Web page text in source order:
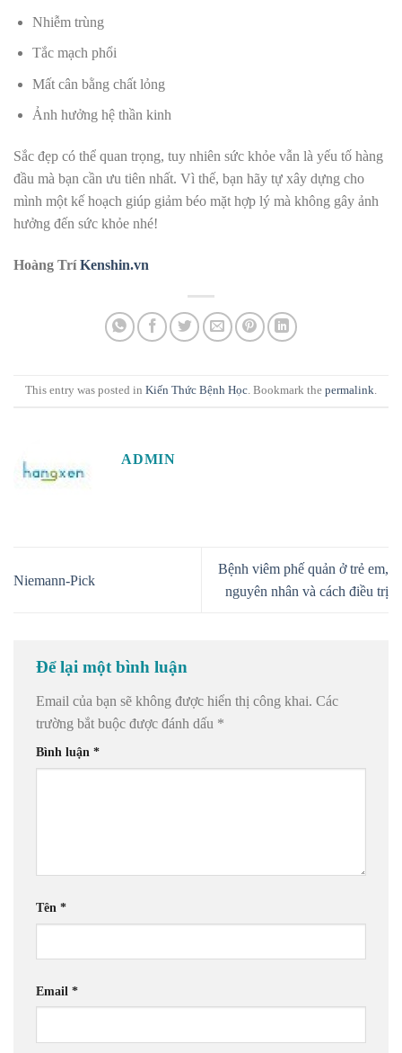
Nhiễm trùng
Tắc mạch phổi
Mất cân bằng chất lỏng
Ảnh hưởng hệ thần kinh
Sắc đẹp có thể quan trọng, tuy nhiên sức khỏe vẫn là yếu tố hàng
đầu mà bạn cần ưu tiên nhất. Vì thế, bạn hãy tự xây dựng cho
mình một kế hoạch giúp giảm béo mặt hợp lý mà không gây ảnh
hưởng đến sức khỏe nhé!
Hoàng TríKenshin.vn
This entry was posted in Kiến Thức Bệnh Học. Bookmark the permalink.
ADMIN
Niemann-Pick
Bệnh viêm phế quản ở trẻ em,
nguyên nhân và cách điều trị
Để lại một bình luận
Email của bạn sẽ không được hiển thị công khai. Các
trường bắt buộc được đánh dấu *
Bình luận *
Tên *
Email *